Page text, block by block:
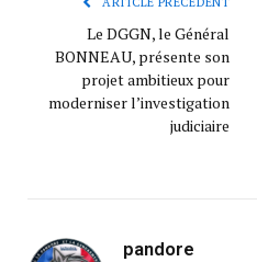
Le DGGN, le Général
BONNEAU, présente son
projet ambitieux pour
moderniser l’investigation
judiciaire
pandore